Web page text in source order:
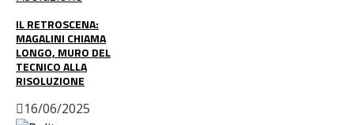
IL RETROSCENA:
MAGALINI CHIAMA
LONGO, MURO DEL
TECNICO ALLA
RISOLUZIONE
16/06/2025